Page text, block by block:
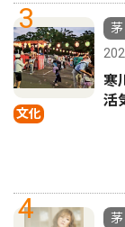
3
文化
茅
寒
活
4
茅